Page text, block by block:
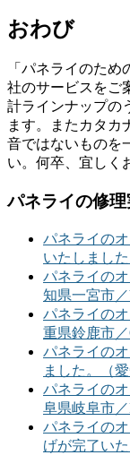
おわび
「パネライのた
社のサービスをご
計ラインナップの
ます。またカタカ
音ではないものを
い。何卒、宜しく
パネライの修
パネライの
いたしまし
パネライの
知県一宮市／
パネライの
重県鈴鹿市／
パネライの
ました。（
パネライの
阜県岐阜市／
パネライの
げが完了い